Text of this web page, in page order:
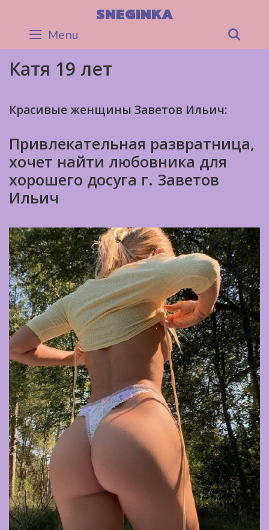
content
SNEGINKA
Menu
Катя 19 лет
Красивые женщины Заветов Ильич:
Привлекательная развратница,
хочет найти любовника для
хорошего досуга г. Заветов
Ильич